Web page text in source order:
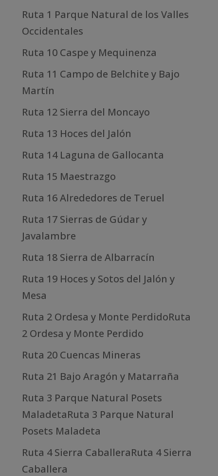
Ruta 1 Parque Natural de los Valles
Occidentales
Ruta 10 Caspe y Mequinenza
Ruta 11 Campo de Belchite y Bajo
Martín
Ruta 12 Sierra del Moncayo
Ruta 13 Hoces del Jalón
Ruta 14 Laguna de Gallocanta
Ruta 15 Maestrazgo
Ruta 16 Alrededores de Teruel
Ruta 17 Sierras de Gúdar y
Javalambre
Ruta 18 Sierra de Albarracín
Ruta 19 Hoces y Sotos del Jalón y
Mesa
Ruta 2 Ordesa y Monte PerdidoRuta
2 Ordesa y Monte Perdido
Ruta 20 Cuencas Mineras
Ruta 21 Bajo Aragón y Matarraña
Ruta 3 Parque Natural Posets
MaladetaRuta 3 Parque Natural
Posets Maladeta
Ruta 4 Sierra CaballeraRuta 4 Sierra
Caballera